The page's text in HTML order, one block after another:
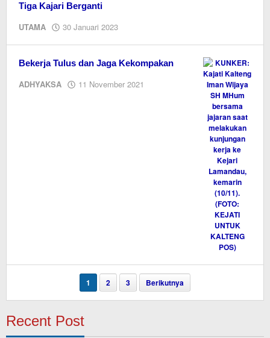
Tiga Kajari Berganti
UTAMA 30 Januari 2023
Bekerja Tulus dan Jaga Kekompakan
ADHYAKSA 11 November 2021
1 2 3 Berikutnya
Recent Post